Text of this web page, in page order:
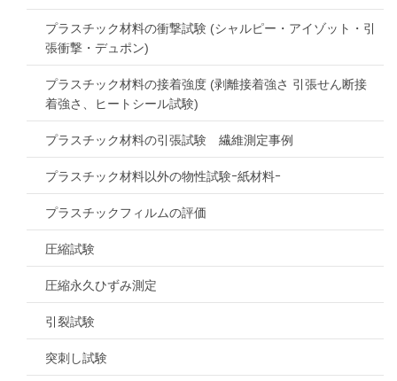
プラスチック材料の衝撃試験 (シャルピー・アイゾット・引
張衝撃・デュポン)
プラスチック材料の接着強度 (剥離接着強さ 引張せん断接
着強さ、ヒートシール試験)
プラスチック材料の引張試験 繊維測定事例
プラスチック材料以外の物性試験ｰ紙材料ｰ
プラスチックフィルムの評価
圧縮試験
圧縮永久ひずみ測定
引裂試験
突刺し試験